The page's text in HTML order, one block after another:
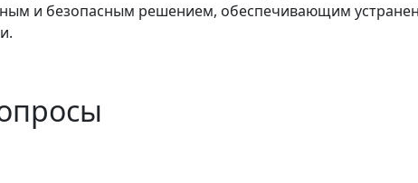
и безопасным решением, обеспечивающим